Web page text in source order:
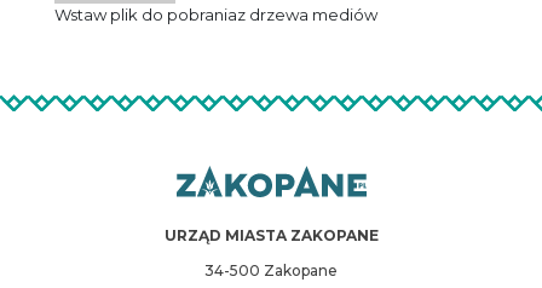
Wstaw plik do pobraniaz drzewa mediów
URZĄD MIASTA ZAKOPANE
34-500 Zakopane